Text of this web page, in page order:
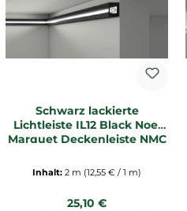
Schwarz lackierte
Lichtleiste IL12 Black Noel
Marquet Deckenleiste NMC
Inhalt: 2 m (12,55 € / 1 m)
Regulärer Preis:
25,10 €